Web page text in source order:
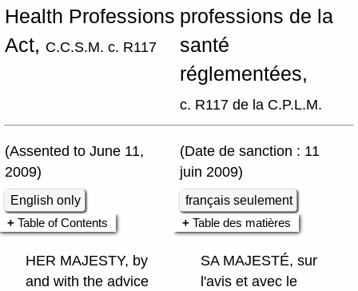
Health Professions
Act, C.C.S.M. c. R117
professions de la
santé
réglementées,
c. R117 de la C.P.L.M.
(Assented to June 11,
2009)
(Date de sanction : 11
juin 2009)
English only
français seulement
Table of Contents
Table des matières
HER MAJESTY, by
and with the advice
SA MAJESTÉ, sur
l'avis et avec le